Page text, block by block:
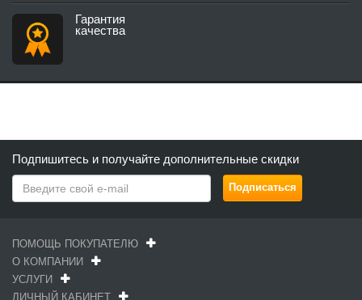
Гарантия
качества
Подпишитесь и получайте дополнительные скидки
ПОМОЩЬ ПОКУПАТЕЛЮ
О КОМПАНИИ
УСЛУГИ
ЛИЧНЫЙ КАБИНЕТ